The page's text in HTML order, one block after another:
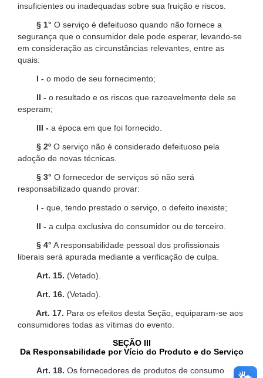
insuficientes ou inadequadas sobre sua fruição e riscos.
§ 1° O serviço é defeituoso quando não fornece a
segurança que o consumidor dele pode esperar, levando-se
em consideração as circunstâncias relevantes, entre as
quais:
I - o modo de seu fornecimento;
II - o resultado e os riscos que razoavelmente dele se
esperam;
III - a época em que foi fornecido.
§ 2º O serviço não é considerado defeituoso pela
adoção de novas técnicas.
§ 3° O fornecedor de serviços só não será
responsabilizado quando provar:
I - que, tendo prestado o serviço, o defeito inexiste;
II - a culpa exclusiva do consumidor ou de terceiro.
§ 4° A responsabilidade pessoal dos profissionais
liberais será apurada mediante a verificação de culpa.
Art. 15. (Vetado).
Art. 16. (Vetado).
Art. 17. Para os efeitos desta Seção, equiparam-se aos
consumidores todas as vítimas do evento.
SEÇÃO III
Da Responsabilidade por Vício do Produto e do Serviço
Art. 18. Os fornecedores de produtos de consumo